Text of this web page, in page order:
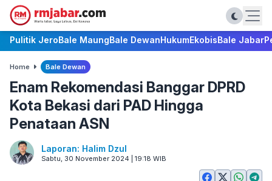
Pulitik JeroBale MaungBale DewanHukumEkobisBale Jabar
Home Bale Dewan
Enam Rekomendasi Banggar DPRD
Kota Bekasi dari PAD Hingga
Penataan ASN
Laporan: Halim Dzul
Sabtu, 30 November 2024 | 19:18 WIB